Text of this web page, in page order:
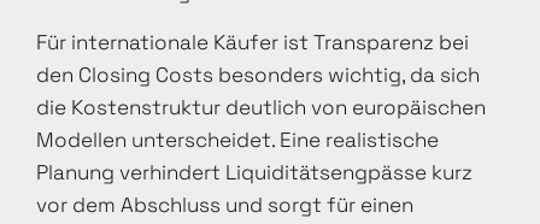
Für internationale Käufer ist Transparenz bei
den Closing Costs besonders wichtig, da sich
die Kostenstruktur deutlich von europäischen
Modellen unterscheidet. Eine realistische
Planung verhindert Liquiditätsengpässe kurz
vor dem Abschluss und sorgt für einen